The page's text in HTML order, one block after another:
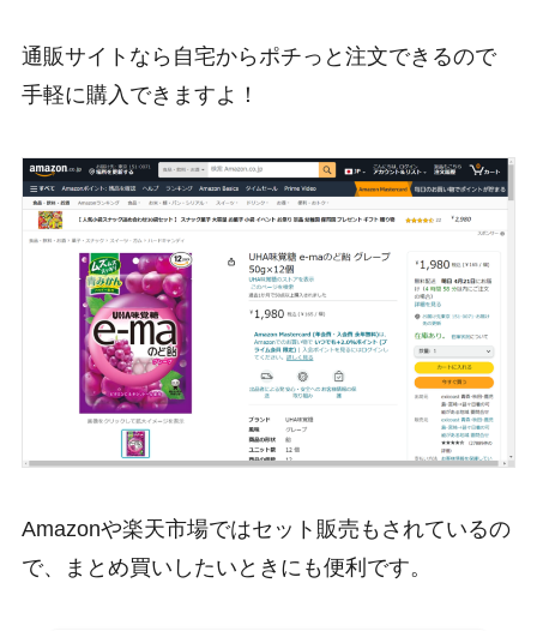
通販サイトなら自宅からポチっと注文できるので
手軽に購入できますよ！
Amazonや楽天市場ではセット販売もされているの
で、まとめ買いしたいときにも便利です。